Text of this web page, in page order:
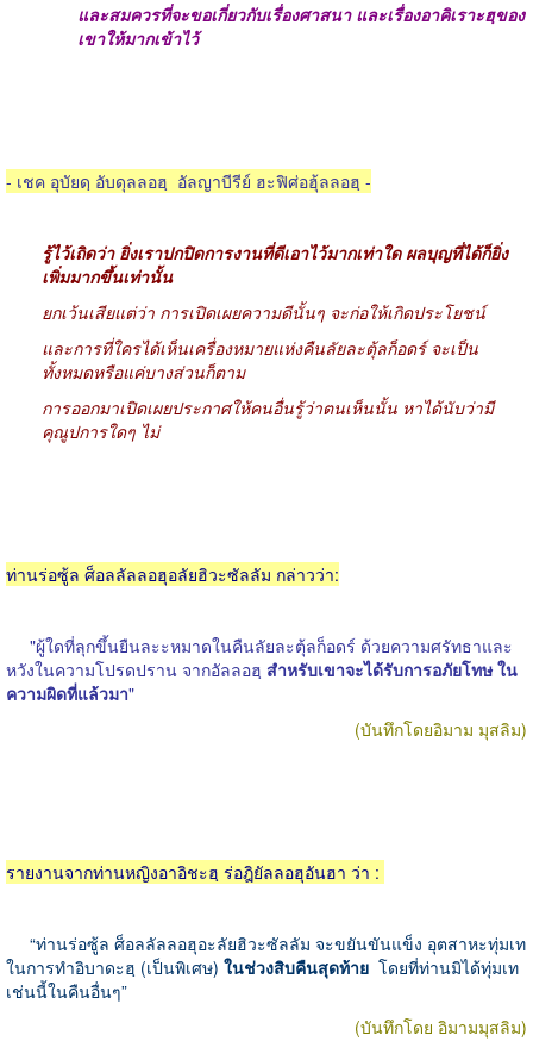
และสมควรที่จะขอเกี่ยวกับเรื่องศาสนา และเรื่องอาคิเราะฮฺของ
เขาให้มากเข้าไว้
- เชค อุบัยดฺ อับดุลลอฮฺ อัลญาบีรีย์ ฮะฟิศ่อฮุ้ลลอฮฺ -
รู้ไว้เถิดว่า ยิ่งเราปกปิดการงานที่ดีเอาไว้มากเท่าใด ผลบุญที่ได้ก็ยิ่ง
เพิ่มมากขึ้นเท่านั้น
ยกเว้นเสียแต่ว่า การเปิดเผยความดีนั้นๆ จะก่อให้เกิดประโยชน์
และการที่ใครได้เห็นเครื่องหมายแห่งคืนลัยละตุ้ลก็อดร์ จะเป็น
ทั้งหมดหรือแค่บางส่วนก็ตาม
การออกมาเปิดเผยประกาศให้คนอื่นรู้ว่าตนเห็นนั้น หาได้นับว่ามี
คุณูปการใดๆ ไม่
ท่านร่อซู้ล ศ็อลลัลลอฮุอลัยฮิวะซัลลัม กล่าวว่า:
"ผู้ใดที่ลุกขึ้นยืนละะหมาดในคืนลัยละตุ้ลก็อดร์ ด้วยความศรัทธาและ
หวังในความโปรดปราน จากอัลลอฮฺ สำหรับเขาจะได้รับการอภัยโทษ ใน
ความผิดที่แล้วมา"
(บันทึกโดยอิมาม มุสลิม)
รายงานจากท่านหญิงอาอิชะฮฺ ร่อฎิยัลลอฮุอันฮา ว่า :
“ท่านร่อซู้ล ศ็อลลัลลอฮุอะลัยฮิวะซัลลัม จะขยันขันแข็ง อุตสาหะทุ่มเท
ในการทำอิบาดะฮฺ (เป็นพิเศษ) ในช่วงสิบคืนสุดท้าย โดยที่ท่านมิได้ทุ่มเท
เช่นนี้ในคืนอื่นๆ”
(บันทึกโดย อิมามมุสลิม)